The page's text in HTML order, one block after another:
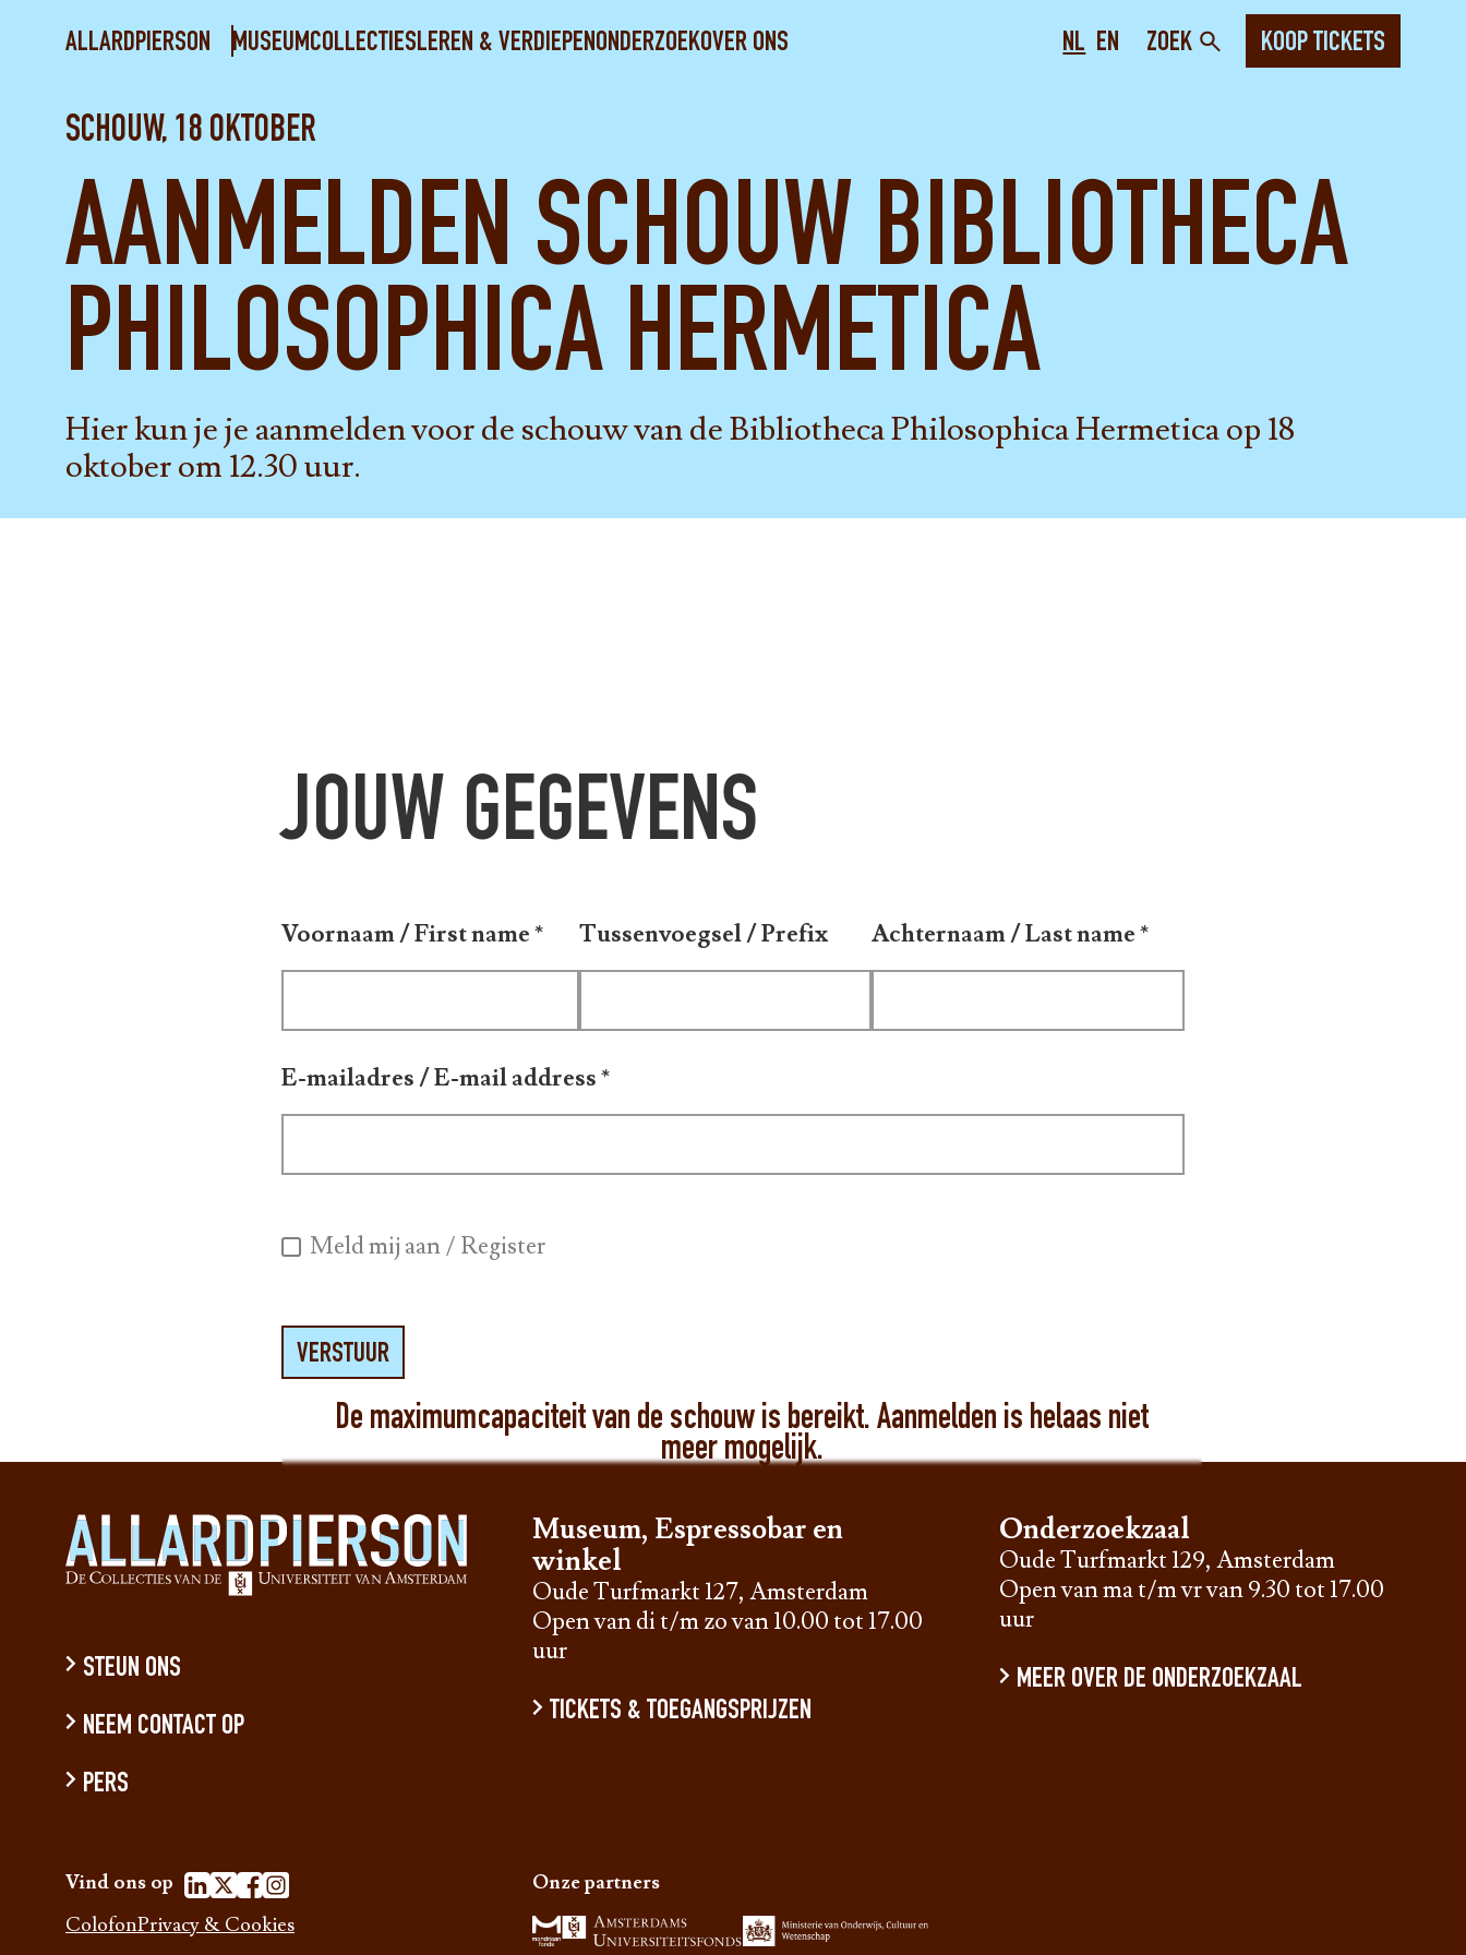
ALLARDPIERSON MUSEUMCOLLECTIESLEREN & VERDIEPENONDERZOEKOVER ONS NL EN ZOEK KOOP TICKETS
SCHOUW, 18 OKTOBER
AANMELDEN SCHOUW BIBLIOTHECA
PHILOSOPHICA HERMETICA
Hier kun je je aanmelden voor de schouw van de Bibliotheca Philosophica Hermetica op 18
oktober om 12.30 uur.
JOUW GEGEVENS
Voornaam / First name* Tussenvoegsel / Prefix Achternaam / Last name*
E-mailadres / E-mail address*
Meld mij aan / Register
VERSTUUR
De maximumcapaciteit van de schouw is bereikt. Aanmelden is helaas niet
meer mogelijk.
STEUN ONS
NEEM CONTACT OP
PERS
Vind ons op
ColofonPrivacy & Cookies
Museum, Espressobar en
winkel
Oude Turfmarkt 127, Amsterdam
Open van di t/m zo van 10.00 tot 17.00
uur
TICKETS & TOEGANGSPRIJZEN
Onderzoekzaal
Oude Turfmarkt 129, Amsterdam
Open van ma t/m vr van 9.30 tot 17.00
uur
MEER OVER DE ONDERZOEKZAAL
Onze partners